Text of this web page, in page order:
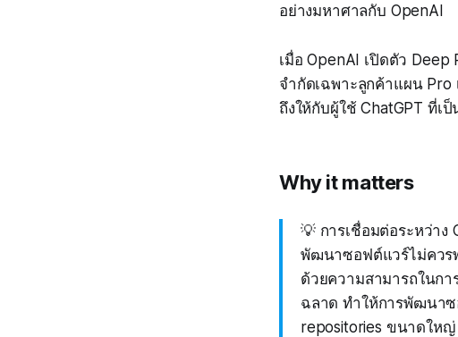
อย่างมหาศาลกับ OpenAI
เมื่อ OpenAI เปิดตัว Deep
จำกัดเฉพาะลูกค้าแผน
ถึงให้กับผู้ใช้ ChatGPT ที่เ
Why it matters
💡 การเชื่อมต่อระหว่า
พัฒนาซอฟต์แวร์ไม่ควร
ด้วยความสามารถในก
ฉลาด ทำให้การพัฒนาซ
repositories ขนาดให